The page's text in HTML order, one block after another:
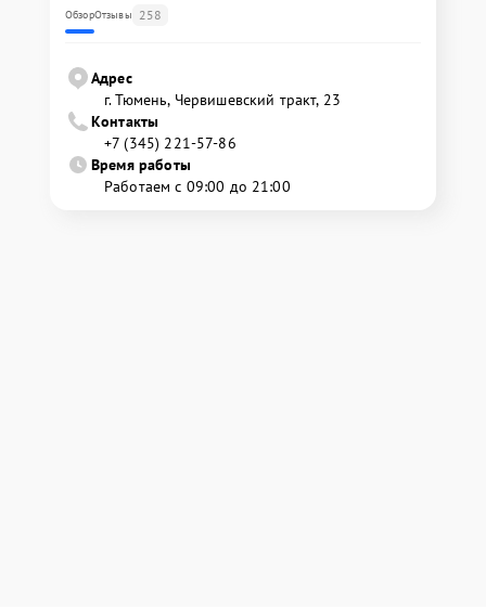
ОбзорОтзывы 258
Адрес
г. Тюмень, ​Червишевский тракт, 23
Контакты
+7 (345) 221-57-86
Время работы
Работаем с 09:00 до 21:00